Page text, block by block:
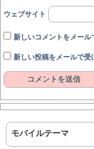
ウェブサイト
新しいコメントをメール
新しい投稿をメールで受
モバイルテーマ